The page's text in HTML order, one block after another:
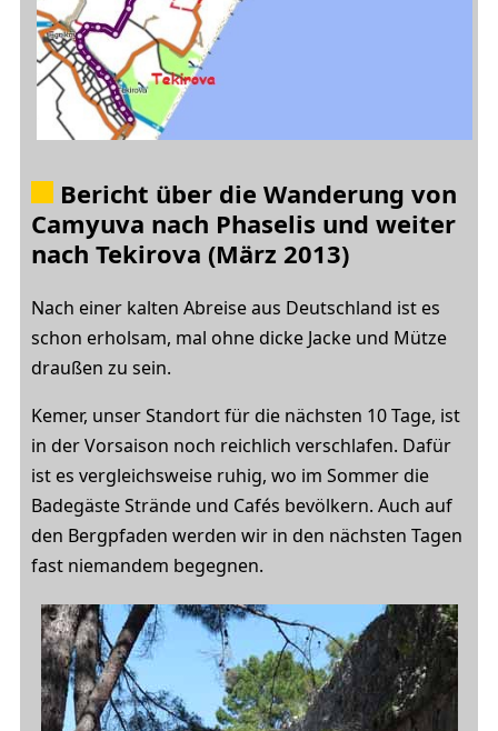
Bericht über die Wanderung von
Camyuva nach Phaselis und weiter
nach Tekirova (März 2013)
Nach einer kalten Abreise aus Deutschland ist es
schon erholsam, mal ohne dicke Jacke und Mütze
draußen zu sein.
Kemer, unser Standort für die nächsten 10 Tage, ist
in der Vorsaison noch reichlich verschlafen. Dafür
ist es vergleichsweise ruhig, wo im Sommer die
Badegäste Strände und Cafés bevölkern. Auch auf
den Bergpfaden werden wir in den nächsten Tagen
fast niemandem begegnen.